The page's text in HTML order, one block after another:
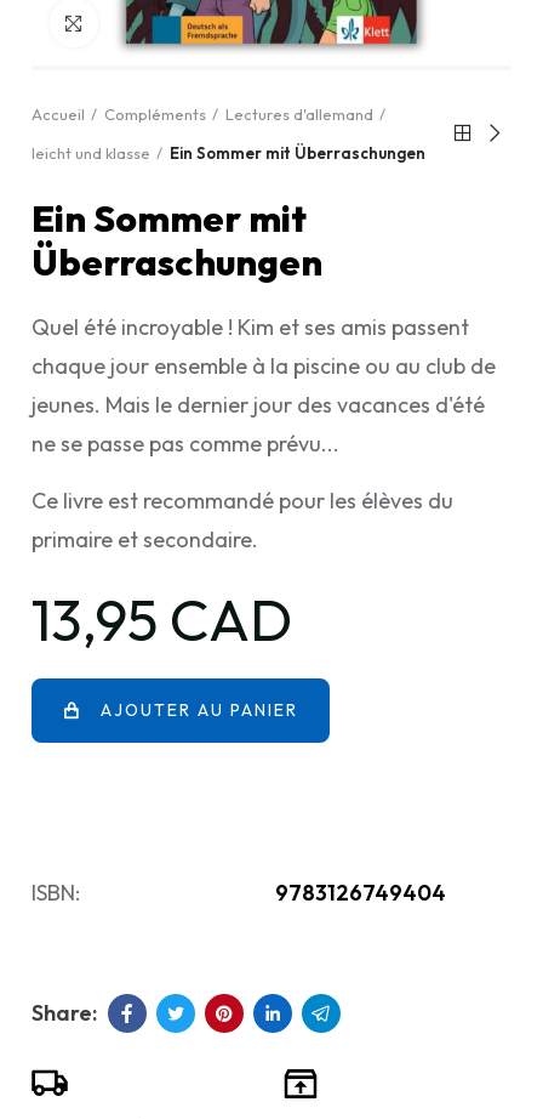
Cliquez pour agrandir
Accueil Compléments
Lectures d'allemand
leicht und klasse
Ein Sommer mit Überraschungen
Ein Sommer mit
Überraschungen
Quel été incroyable ! Kim et ses amis passent
chaque jour ensemble à la piscine ou au club de
jeunes. Mais le dernier jour des vacances d'été
ne se passe pas comme prévu...
Ce livre est recommandé pour les élèves du
primaire et secondaire.
13,95 CAD
AJOUTER AU PANIER
ISBN: 9783126749404